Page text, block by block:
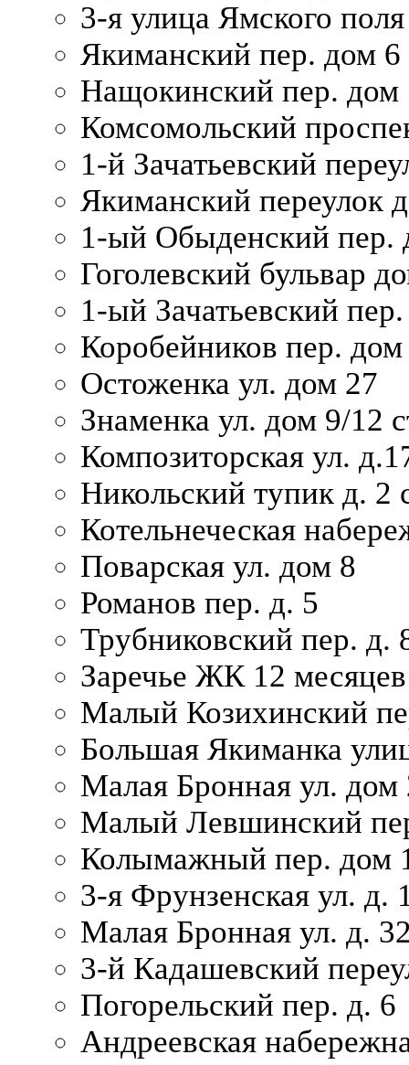
3-я улица Ямского
Якиманский пер. дом 6
Нащокинский пер. дом
Комсомольский
1-й Зачатьевский
Якиманский переулок
1-ый Обыденский пер.
Гоголевский бульвар
1-ый Зачатьевский
Коробейников пер.
Остоженка ул. дом 27
Знаменка ул. дом 9/12
Композиторская ул.
Никольский тупик д. 2
Котельнеческая
Поварская ул. дом 8
Романов пер. д. 5
Трубниковский пер. д.
Заречье ЖК 12 месяцев
Малый Козихинский
Большая Якиманка
Малая Бронная ул. дом
Малый Левшинский
Колымажный пер. дом
3-я Фрунзенская ул. д.
Малая Бронная ул. д.
3-й Кадашевский
Погорельский пер. д. 6
Андреевская